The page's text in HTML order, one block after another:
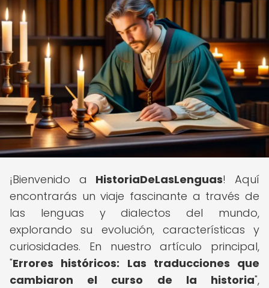
¡Bienvenido a HistoriaDeLasLenguas! Aquí
encontrarás un viaje fascinante a través de
las lenguas y dialectos del mundo,
explorando su evolución, características y
curiosidades. En nuestro artículo principal,
"Errores históricos: Las traducciones que
cambiaron el curso de la historia",